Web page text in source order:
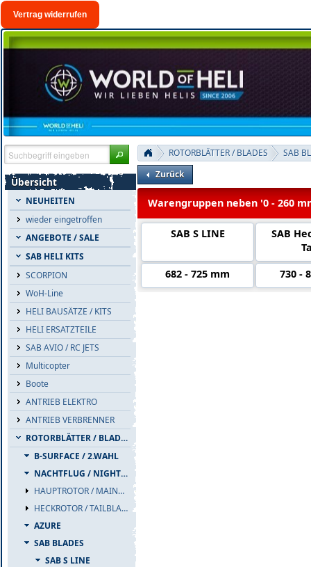
Vertrag widerrufen
Übersicht
NEUHEITEN
wieder eingetroffen
ANGEBOTE / SALE
SAB HELI KITS
SCORPION
WoH-Line
HELI BAUSÄTZE / KITS
HELI ERSATZTEILE
SAB AVIO / RC JETS
Multicopter
Boote
ANTRIEB ELEKTRO
ANTRIEB VERBRENNER
ROTORBLÄTTER / BLADES
B-SURFACE / 2.WAHL
NACHTFLUG / NIGHTFLIGHT
HAUPTROTOR / MAINBLADES
HECKROTOR / TAILBLADES
AZURE
SAB BLADES
SAB S LINE
ROTORBLÄTTER / BLADES
SAB
Zurück
Warengruppen neben '0 - 260
SAB S LINE
SAB
682 - 725 mm
730 -